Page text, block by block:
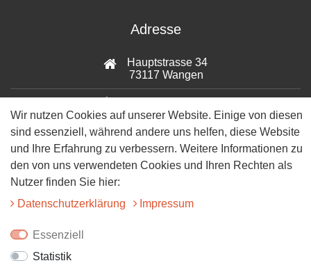
Adresse
Hauptstrasse 34
73117 Wangen
info@tiervitalshop.de
Folgt uns auf Facebook
Folgt uns auf Instagram
Wir nutzen Cookies auf unserer Website. Einige von diesen
sind essenziell, während andere uns helfen, diese Website
und Ihre Erfahrung zu verbessern. Weitere Informationen zu
den von uns verwendeten Cookies und Ihren Rechten als
Nutzer finden Sie hier:
Daten­schutz­erklärung
Impressum
Essenziell
Statistik